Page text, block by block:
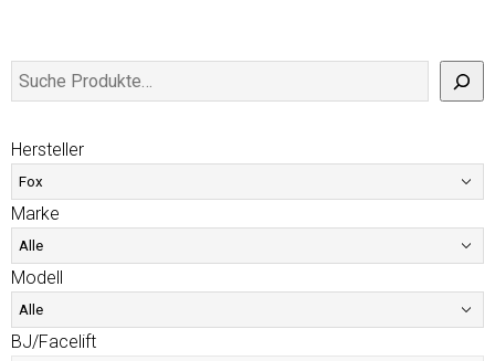
Hersteller
Marke
Modell
BJ/Facelift